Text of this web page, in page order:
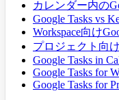
カレンダー内の
Google Tasks vs
Workspace向け
プロジェクト向
Google Tasks in
Google Tasks for
Google Tasks for